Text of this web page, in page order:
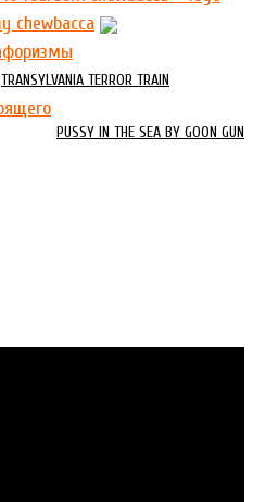
TRANSYLVANIA TERROR TRAIN
PUSSY IN THE SEA BY GOON GUN